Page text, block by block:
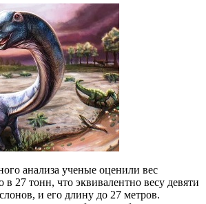
анализа ученые оценили вес
27 тонн, что эквивалентно весу девяти
и его длину до 27 метров.